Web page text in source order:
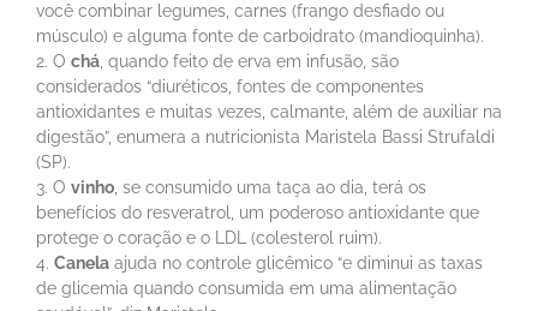
você combinar legumes, carnes (frango desfiado ou
músculo) e alguma fonte de carboidrato (mandioquinha).
2. O chá , quando feito de erva em infusão, são
considerados “diuréticos, fontes de componentes
antioxidantes e muitas vezes, calmante, além de auxiliar na
digestão”, enumera a nutricionista Maristela Bassi Strufaldi
(SP).
3. O vinho , se consumido uma taça ao dia, terá os
benefícios do resveratrol, um poderoso antioxidante que
protege o coração e o LDL (colesterol ruim).
4. Canela ajuda no controle glicêmico “e diminui as taxas
de glicemia quando consumida em uma alimentação